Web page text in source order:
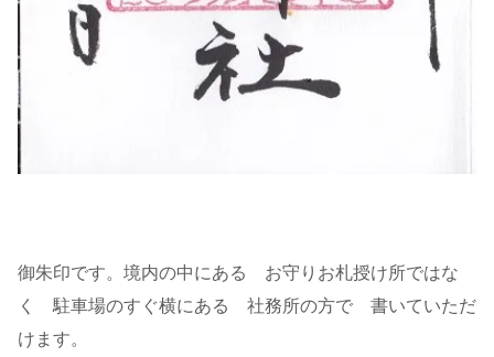
御朱印です。境内の中にある お守りお札授け所ではな
く 駐車場のすぐ横にある 社務所の方で 書いていただ
けます。